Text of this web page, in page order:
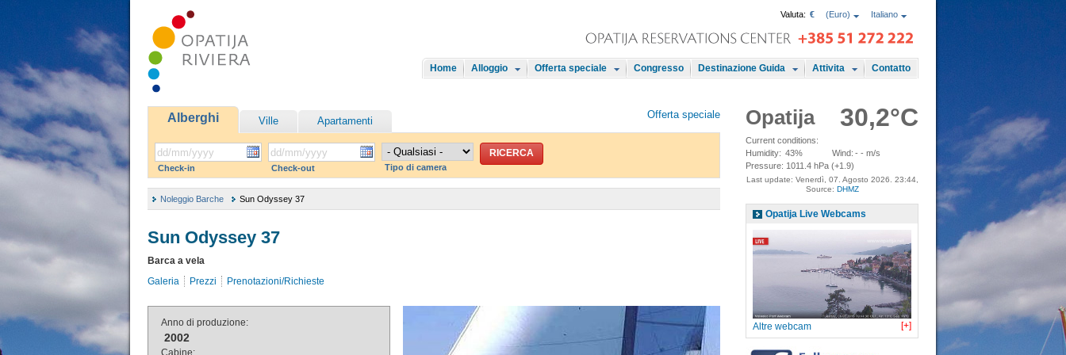
Italiano
Valuta: € (Euro)
Home Alloggio Offerta speciale Congresso Destinazione Guida Attivita Contatto
Offerta speciale
Alberghi Ville Apartamenti
Check-in Check-out Tipo di camera
Noleggio Barche Sun Odyssey 37
Sun Odyssey 37
Barca a vela
Galeria
Prezzi Prenotazioni/Richieste
Anno di produzione:
2002
Cabine:
Opatija 30,2°C
Current conditions:
Humidity: 43% Wind: - - m/s
Pressure: 1011.4 hPa (+1.9)
Last update: Venerdì, 07. Agosto 2026. 23:44,
Source: DHMZ
Opatija Live Webcams
Altre webcam [+]